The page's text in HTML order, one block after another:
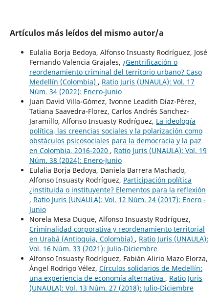
Artículos más leídos del mismo autor/a
Eulalia Borja Bedoya, Alfonso Insuasty Rodríguez, José
Fernando Valencia Grajales, ¿Gentrificación o
reordenamiento criminal del territorio urbano? Caso
Medellín (Colombia) , Ratio Juris (UNAULA): Vol. 17
Núm. 34 (2022): Enero-Junio
Juan David Villa-Gómez, Ivonne Leadith Díaz-Pérez,
Tatiana Saavedra-Florez, Carlos Andrés Sanchez-
Jaramillo, Alfonso Insuasty Rodríguez, La ideología
política, las creencias sociales y la polarización como
obstáculos psicosociales para la democracia y la paz
en Colombia, 2016-2020 , Ratio Juris (UNAULA): Vol. 19
Núm. 38 (2024): Enero-Junio
Eulalia Borja Bedoya, Daniela Barrera Machado,
Alfonso Insuasty Rodríguez, Participación política
¿instituida o instituyente? Elementos para la reflexión
, Ratio Juris (UNAULA): Vol. 12 Núm. 24 (2017): Enero -
Junio
Norela Mesa Duque, Alfonso Insuasty Rodríguez,
Criminalidad corporativa y reordenamiento territorial
en Urabá (Antioquia, Colombia) , Ratio Juris (UNAULA):
Vol. 16 Núm. 33 (2021): Julio-Diciembre
Alfonso Insuasty Rodríguez, Fabián Alirio Mazo Elorza,
Ángel Rodrigo Vélez, Círculos solidarios de Medellín:
una experiencia de economía alternativa , Ratio Juris
(UNAULA): Vol. 13 Núm. 27 (2018): Julio-Diciembre